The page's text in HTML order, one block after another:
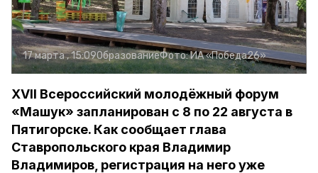
17 марта , 15:09ОбразованиеФото:ИА «Победа26»
XVII Всероссийский молодёжный форум
«Машук» запланирован с 8 по 22 августа в
Пятигорске. Как сообщает глава
Ставропольского края Владимир
Владимиров, регистрация на него уже